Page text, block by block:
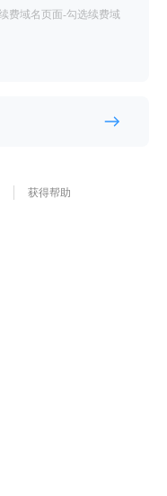
费域名页面-勾选续费域
获得帮助